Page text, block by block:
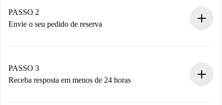
Você tem todas as informações necessárias
antecipadamente.
PASSO 2
Envie o seu pedido de reserva
Não cobramos nada até que o proprietário confirme.
PASSO 3
Receba resposta em menos de 24 horas